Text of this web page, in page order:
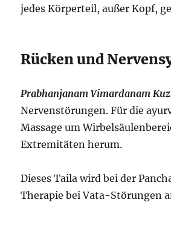
jedes Körperteil, außer Kopf,
Rücken und
Prabhanjanam Vimardanam
Nervenstörungen. Für die
Massage um
Extremitäten herum.
Dieses Taila wird bei der
Therapie bei Vata-Störungen